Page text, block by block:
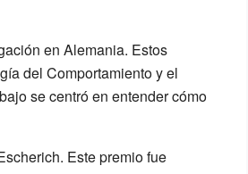
en Alemania. Estos
del Comportamiento y el
se centró en entender cómo
Este premio fue